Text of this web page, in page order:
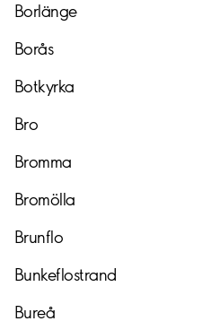
Borlänge
Borås
Botkyrka
Bro
Bromma
Bromölla
Brunflo
Bunkeflostrand
Bureå